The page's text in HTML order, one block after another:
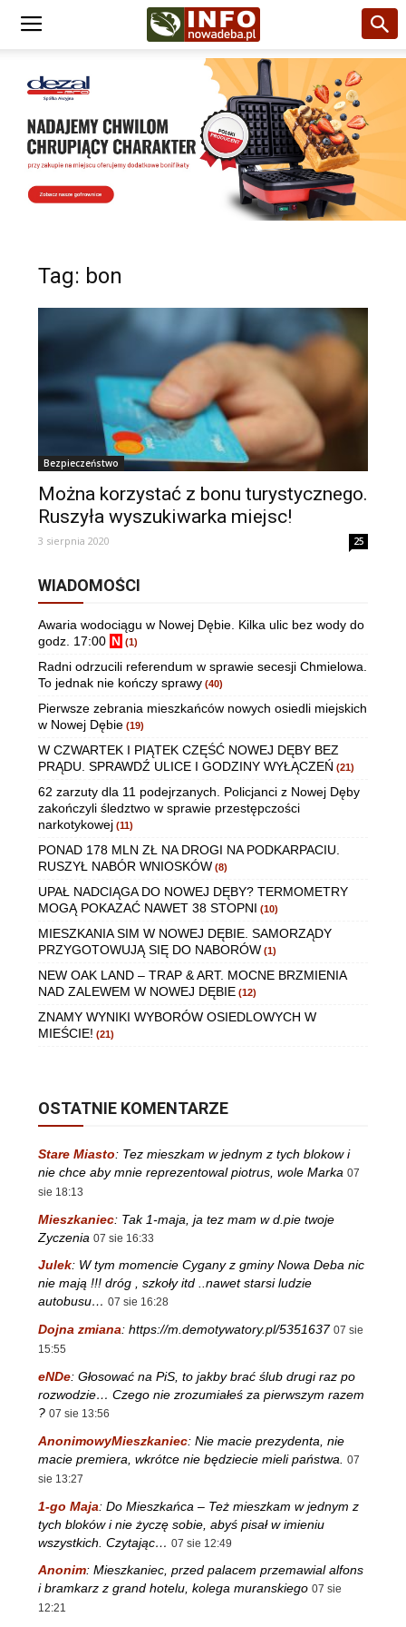
Tag: bon
Bezpieczeństwo
Można korzystać z bonu turystycznego.
Ruszyła wyszukiwarka miejsc!
3 sierpnia 2020 25
WIADOMOŚCI
Awaria wodociągu w Nowej Dębie. Kilka ulic bez wody do
godz. 17:00 N (1)
Radni odrzucili referendum w sprawie secesji Chmielowa.
To jednak nie kończy sprawy (40)
Pierwsze zebrania mieszkańców nowych osiedli miejskich
w Nowej Dębie (19)
W CZWARTEK I PIĄTEK CZĘŚĆ NOWEJ DĘBY BEZ
PRĄDU. SPRAWDŹ ULICE I GODZINY WYŁĄCZEŃ (21)
62 zarzuty dla 11 podejrzanych. Policjanci z Nowej Dęby
zakończyli śledztwo w sprawie przestępczości
narkotykowej (11)
PONAD 178 MLN ZŁ NA DROGI NA PODKARPACIU.
RUSZYŁ NABÓR WNIOSKÓW (8)
UPAŁ NADCIĄGA DO NOWEJ DĘBY? TERMOMETRY
MOGĄ POKAZAĆ NAWET 38 STOPNI (10)
MIESZKANIA SIM W NOWEJ DĘBIE. SAMORZĄDY
PRZYGOTOWUJĄ SIĘ DO NABORÓW (1)
NEW OAK LAND – TRAP & ART. MOCNE BRZMIENIA
NAD ZALEWEM W NOWEJ DĘBIE (12)
ZNAMY WYNIKI WYBORÓW OSIEDLOWYCH W
MIEŚCIE! (21)
OSTATNIE KOMENTARZE
Stare Miasto: Tez mieszkam w jednym z tych blokow i
nie chce aby mnie reprezentowal piotrus, wole Marka 07
sie 18:13
Mieszkaniec: Tak 1-maja, ja tez mam w d.pie twoje
Zyczenia 07 sie 16:33
Julek: W tym momencie Cygany z gminy Nowa Deba nic
nie mają !!! dróg , szkoły itd ..nawet starsi ludzie
autobusu… 07 sie 16:28
Dojna zmiana: https://m.demotywatory.pl/5351637 07 sie
15:55
eNDe: Głosować na PiS, to jakby brać ślub drugi raz po
rozwodzie… Czego nie zrozumiałeś za pierwszym razem
? 07 sie 13:56
AnonimowyMieszkaniec: Nie macie prezydenta, nie
macie premiera, wkrótce nie będziecie mieli państwa.
07
sie 13:27
1-go Maja: Do Mieszkańca – Też mieszkam w jednym z
tych bloków i nie życzę sobie, abyś pisał w imieniu
wszystkich. Czytając… 07 sie 12:49
Anonim: Mieszkaniec, przed palacem przemawial alfons
i bramkarz z grand hotelu, kolega muranskiego 07 sie
12:21